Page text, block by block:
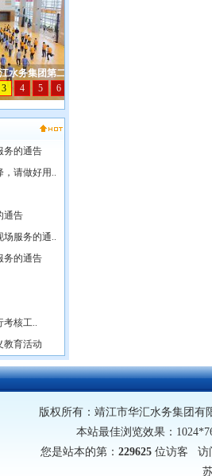
务的通告
，请做好用..
通告
场服务的通..
务的通告
考核工..
教育活动
版权所有：靖江市华汇水务集团有
本站最佳浏览效果：
您是站本的第： 229625 位访客 访